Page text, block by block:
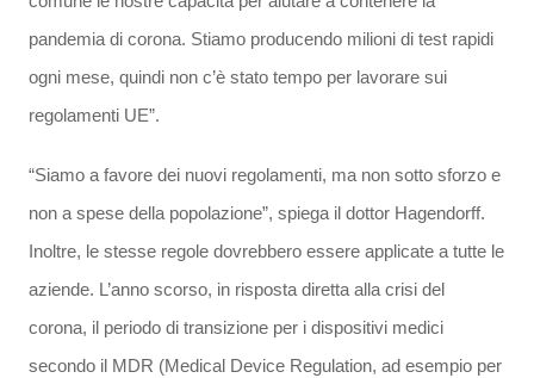
pandemia di corona. Stiamo producendo milioni di test rapidi
ogni mese, quindi non c’è stato tempo per lavorare sui
regolamenti UE”.
“Siamo a favore dei nuovi regolamenti, ma non sotto sforzo e
non a spese della popolazione”, spiega il dottor Hagendorff.
Inoltre, le stesse regole dovrebbero essere applicate a tutte le
aziende. L’anno scorso, in risposta diretta alla crisi del
corona, il periodo di transizione per i dispositivi medici
secondo il MDR (Medical Device Regulation, ad esempio per